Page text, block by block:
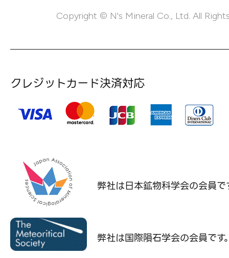
Copyright © N's Mineral Co., Ltd. All
クレジットカード決済対応
弊社は日本鉱物科学会の会員で
弊社は国際隕石学会の会員です